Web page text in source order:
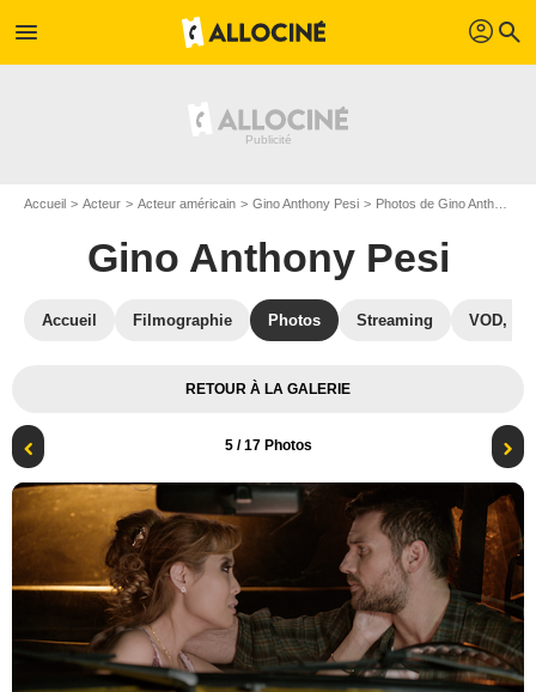
menu profil search
Accueil Acteur Acteur américain Gino Anthony Pesi Photos de Gino Anthony Pesi
Gino Anthony Pesi
Accueil Filmographie Photos Streaming VOD,
RETOUR À LA GALERIE
5/ 17 Photos